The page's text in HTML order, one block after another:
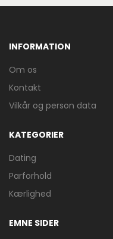
INFORMATION
Om os
Kontakt
Vilkår og person data
KATEGORIER
Dating
Parforhold
Kærlighed
EMNE SIDER